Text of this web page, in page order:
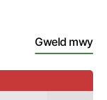
Gweld mwy